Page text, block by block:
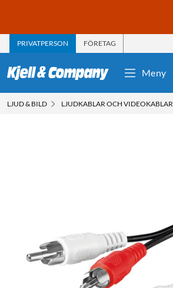
PRIVATPERSON FÖRETAG
Meny
LJUD & BILD LJUDKABLAR OCH VIDEOKABLAR